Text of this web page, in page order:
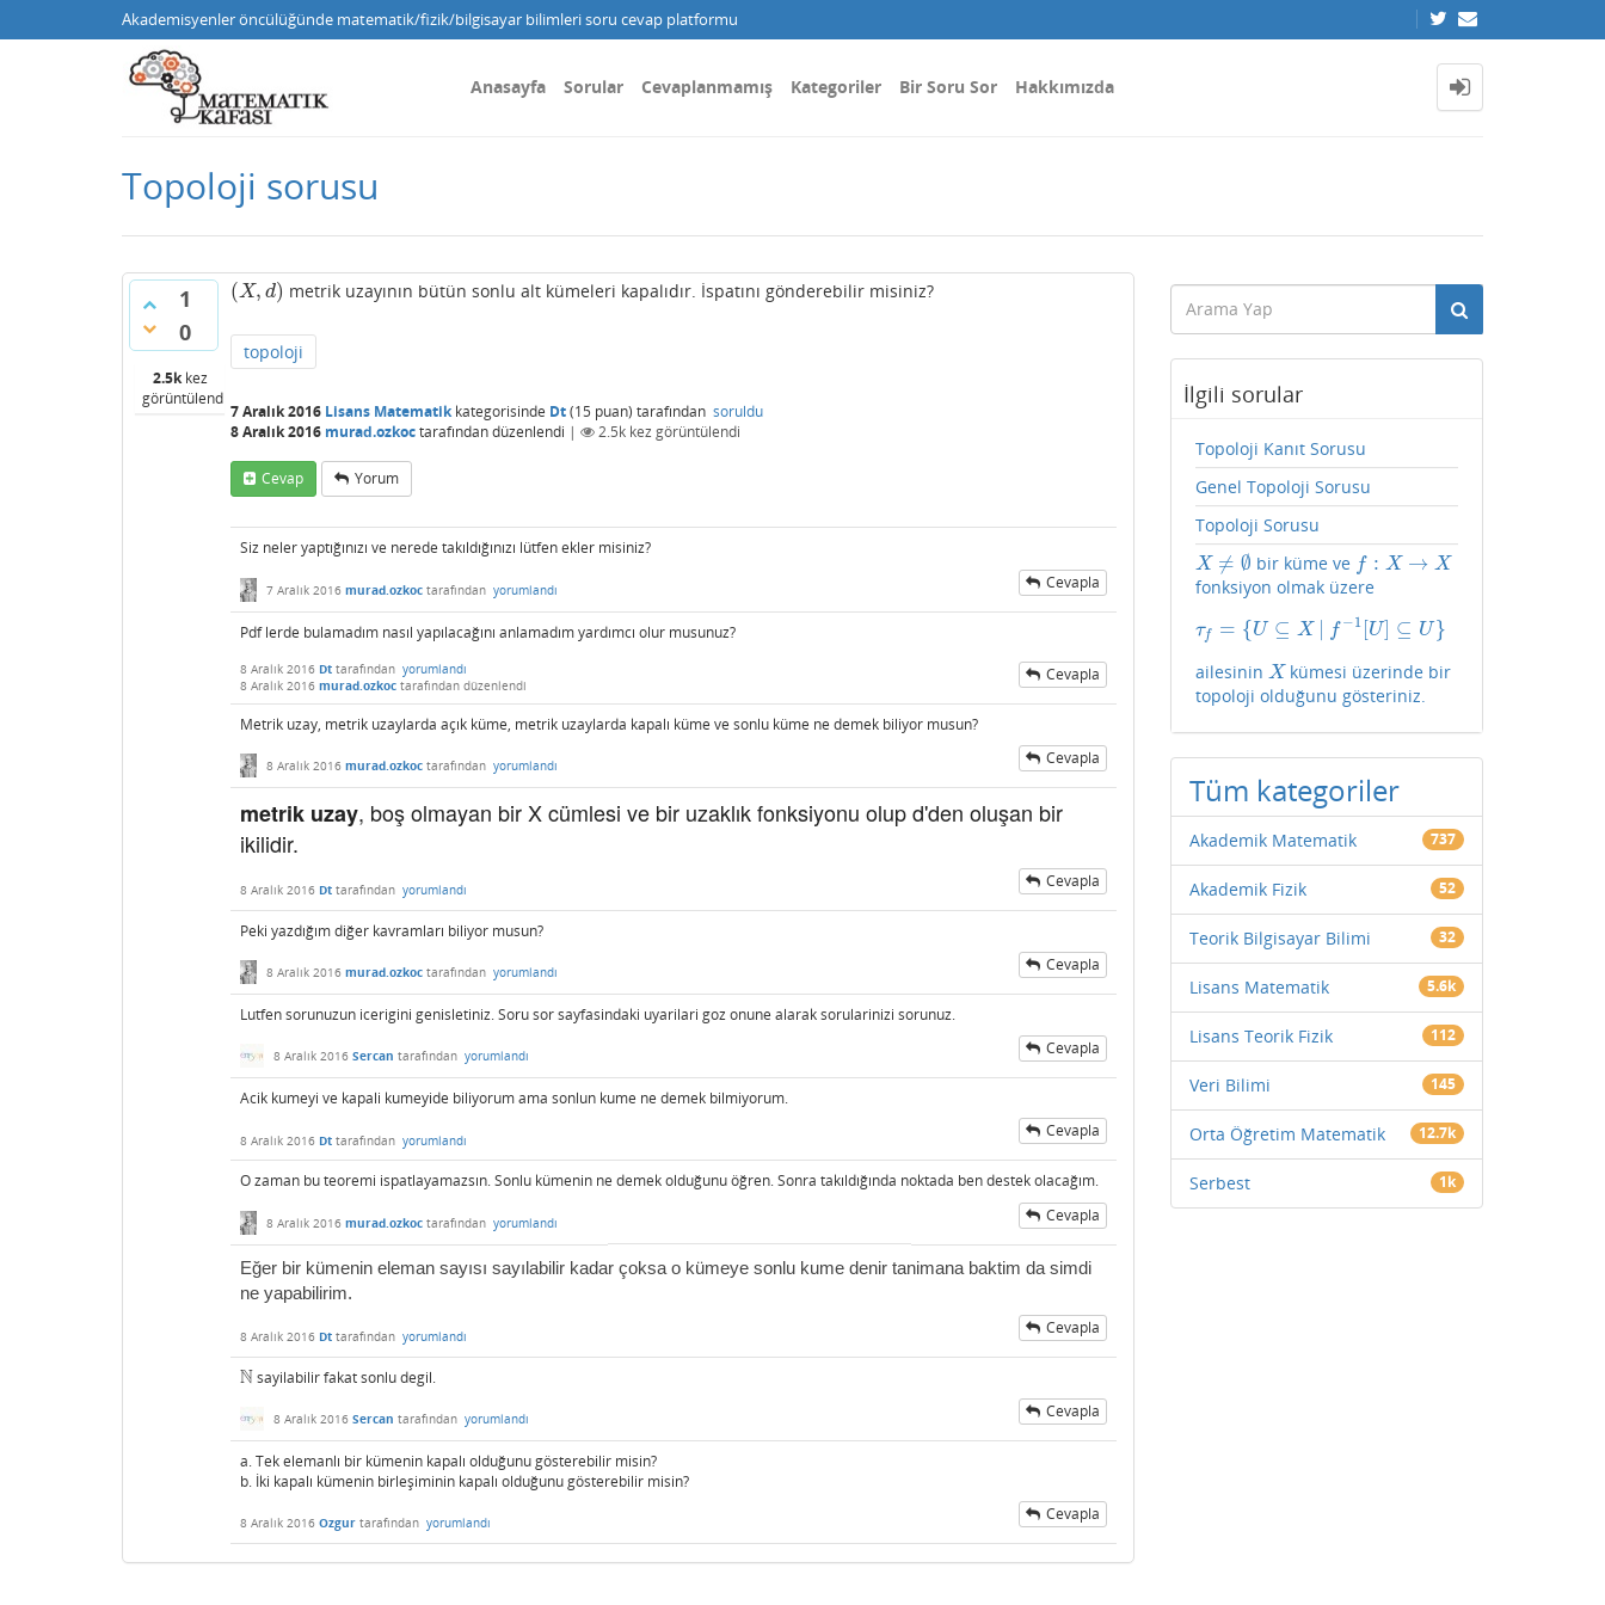
Akademisyenler öncülüğünde matematik/fizik/bilgisayar bilimleri soru cevap platformu
Anasayfa Sorular Cevaplanmamış Kategoriler Bir Soru Sor Hakkımızda
Topoloji sorusu
1
0
2.5kkez
görüntülendi
(X, d)
(X,d) metrik uzayının bütün sonlu alt kümeleri kapalıdır. İspatını gönderebilir misiniz?
topoloji
7 Aralık 2016 Lisans Matematikkategorisinde Dt(15 puan) tarafından soruldu
8 Aralık 2016 murad.ozkoctarafındandüzenlendi | 2.5k kez görüntülendi
Cevap Yorum
Siz neler yaptığınızı ve nerede takıldığınızı lütfen ekler misiniz?
7 Aralık 2016 murad.ozkoc tarafından yorumlandı Cevapla
Pdf lerde bulamadım nasıl yapılacağını anlamadım yardımcı olur musunuz?
8 Aralık 2016 Dt tarafından yorumlandı
8 Aralık 2016 murad.ozkoc tarafından düzenlendi
Cevapla
Metrik uzay, metrik uzaylarda açık küme, metrik uzaylarda kapalı küme ve sonlu küme ne demek biliyor musun?
8 Aralık 2016 murad.ozkoc tarafından yorumlandı Cevapla
metrik uzay, boş olmayan bir X cümlesi ve bir uzaklık fonksiyonu olup d'den oluşan bir
ikilidir.
8 Aralık 2016 Dt tarafından yorumlandı Cevapla
Peki yazdığım diğer kavramları biliyor musun?
8 Aralık 2016 murad.ozkoc tarafından yorumlandı Cevapla
Lutfen sorunuzun icerigini genisletiniz. Soru sor sayfasindaki uyarilari goz onune alarak sorularinizi sorunuz.
8 Aralık 2016 Sercan tarafından yorumlandı Cevapla
Acik kumeyi ve kapali kumeyide biliyorum ama sonlun kume ne demek bilmiyorum.
8 Aralık 2016 Dt tarafından yorumlandı Cevapla
O zaman bu teoremi ispatlayamazsın. Sonlu kümenin ne demek olduğunu öğren. Sonra takıldığında noktada ben destek olacağım.
8 Aralık 2016 murad.ozkoc tarafından yorumlandı Cevapla
Eğer bir kümenin eleman sayısı sayılabilir kadar çoksa o kümeye sonlu kume denir tanimana baktim da simdi
ne yapabilirim.
8 Aralık 2016 Dt tarafından yorumlandı Cevapla
N
N sayilabilir fakat sonlu degil.
8 Aralık 2016 Sercan tarafından yorumlandı Cevapla
a. Tek elemanlı bir kümenin kapalı olduğunu gösterebilir misin?
b. İki kapalı kümenin birleşiminin kapalı olduğunu gösterebilir misin?
8 Aralık 2016 Ozgur tarafından yorumlandı Cevapla
İlgili sorular
Topoloji Kanıt Sorusu
Genel Topoloji Sorusu
Topoloji Sorusu
X ≠ ∅
X≠ ∅ bir küme ve f : X → X
f:X→X
fonksiyon olmak üzere
τf = {U ⊆ X f −1 [U] ⊆ U}
τf ={ U⊆ X | −1[U ]⊆ U}
ailesinin X
X kümesi üzerinde bir
topoloji olduğunu gösteriniz.
Tüm kategoriler
Akademik Matematik 737
Akademik Fizik 52
Teorik Bilgisayar Bilimi 32
Lisans Matematik 5.6k
Lisans Teorik Fizik 112
Veri Bilimi 145
Orta Öğretim Matematik 12.7k
Serbest 1k